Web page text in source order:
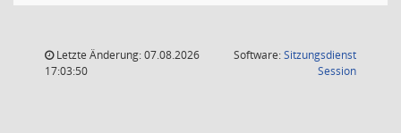
Letzte Änderung: 07.08.2026
17:03:50
Software:Sitzungsdienst
Session(Wird in